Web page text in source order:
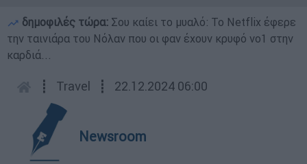
δημοφιλές τώρα: Σου καίει το μυαλό: Το Netflix έφερε
την ταινιάρα του Νόλαν που οι φαν έχουν κρυφό νο1 στην
καρδιά...
┋ Travel ┋ 22.12.2024 06:00
Newsroom